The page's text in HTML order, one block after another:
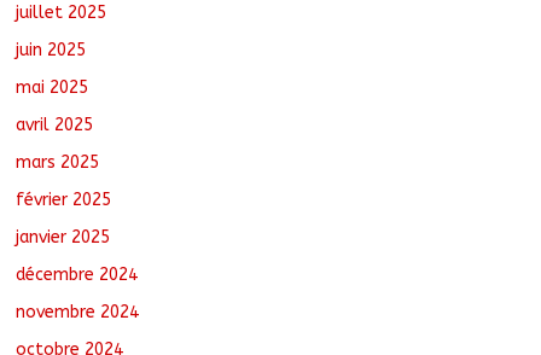
juillet 2025
juin 2025
mai 2025
avril 2025
mars 2025
février 2025
janvier 2025
décembre 2024
novembre 2024
octobre 2024